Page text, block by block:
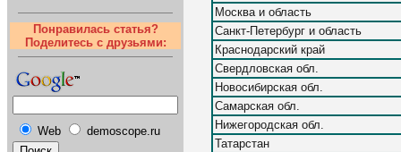
Понравилась статья?
Поделитесь с друзьями:
Web demoscope.ru
Москва и область
Санкт-Петербург и область
Краснодарский край
Свердловская обл.
Новосибирская обл.
Самарская обл.
Нижегородская обл.
Татарстан